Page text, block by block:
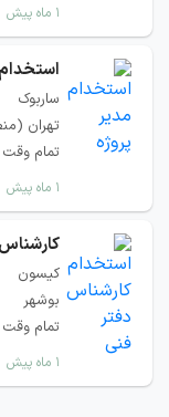
۱ ماه پیش
ساربوک
تهران (منطقه ۱،
تمام وقت
۱ ماه پیش
کیسون
بوشهر
تمام وقت
۱ ماه پیش